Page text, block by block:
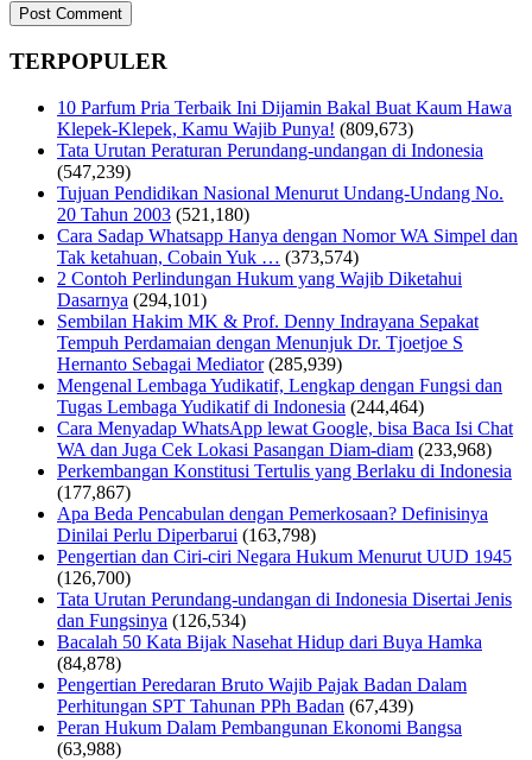
TERPOPULER
10 Parfum Pria Terbaik Ini Dijamin Bakal Buat Kaum Hawa
Klepek-Klepek, Kamu Wajib Punya! (809,673)
Tata Urutan Peraturan Perundang-undangan di Indonesia
(547,239)
Tujuan Pendidikan Nasional Menurut Undang-Undang No.
20 Tahun 2003 (521,180)
Cara Sadap Whatsapp Hanya dengan Nomor WA Simpel dan
Tak ketahuan, Cobain Yuk … (373,574)
2 Contoh Perlindungan Hukum yang Wajib Diketahui
Dasarnya (294,101)
Sembilan Hakim MK & Prof. Denny Indrayana Sepakat
Tempuh Perdamaian dengan Menunjuk Dr. Tjoetjoe S
Hernanto Sebagai Mediator (285,939)
Mengenal Lembaga Yudikatif, Lengkap dengan Fungsi dan
Tugas Lembaga Yudikatif di Indonesia (244,464)
Cara Menyadap WhatsApp lewat Google, bisa Baca Isi Chat
WA dan Juga Cek Lokasi Pasangan Diam-diam (233,968)
Perkembangan Konstitusi Tertulis yang Berlaku di Indonesia
(177,867)
Apa Beda Pencabulan dengan Pemerkosaan? Definisinya
Dinilai Perlu Diperbarui (163,798)
Pengertian dan Ciri-ciri Negara Hukum Menurut UUD 1945
(126,700)
Tata Urutan Perundang-undangan di Indonesia Disertai Jenis
dan Fungsinya (126,534)
Bacalah 50 Kata Bijak Nasehat Hidup dari Buya Hamka
(84,878)
Pengertian Peredaran Bruto Wajib Pajak Badan Dalam
Perhitungan SPT Tahunan PPh Badan (67,439)
Peran Hukum Dalam Pembangunan Ekonomi Bangsa
(63,988)